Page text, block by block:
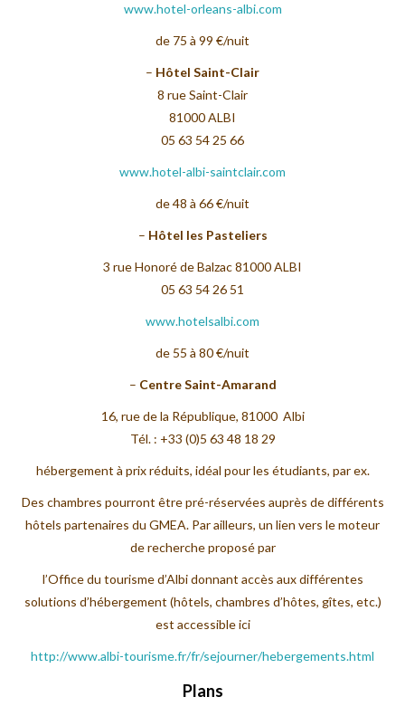
www.hotel-orleans-albi.com
de 75 à 99 €/nuit
– Hôtel Saint-Clair
8 rue Saint-Clair
81000 ALBI
05 63 54 25 66
www.hotel-albi-saintclair.com
de 48 à 66 €/nuit
– Hôtel les Pasteliers
3 rue Honoré de Balzac 81000 ALBI
05 63 54 26 51
www.hotelsalbi.com
de 55 à 80 €/nuit
– Centre Saint-Amarand
16, rue de la République, 81000 Albi
Tél. : +33 (0)5 63 48 18 29
hébergement à prix réduits, idéal pour les étudiants, par ex.
Des chambres pourront être pré-réservées auprès de différents
hôtels partenaires du GMEA. Par ailleurs, un lien vers le moteur
de recherche proposé par
l’Office du tourisme d’Albi donnant accès aux différentes
solutions d’hébergement (hôtels, chambres d’hôtes, gîtes, etc.)
est accessible ici
http://www.albi-tourisme.fr/fr/sejourner/hebergements.html
Plans